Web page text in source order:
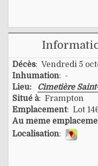
Décès: Vendredi 5
Inhumation: -
Lieu:
Cimetière
Situé à: Frampton
Emplacement: Lot
Au même
Localisation: